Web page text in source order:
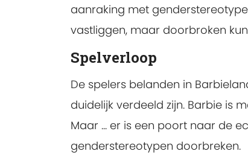
aanraking met
vastliggen, maar doorbroken
Spelverloop
De spelers belanden in
duidelijk verdeeld zijn. Barbie is
Maar ... er is een poort naar de
genderstereotypen doorbreken.